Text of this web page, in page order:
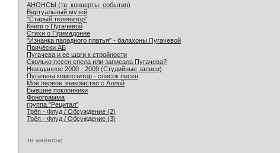
АНОНСЫ (тв, концерты, события)
Виртуальный музей
"Старый телевизор"
Книги о Пугачевой
Стихи о Примадонне
"Изнанка парадного платья" - балахоны Пугачевой
Причёски АБ
Пугачева и ее шаги к стройности
Сколько песен спела или записала Пугачева?
Неизданное 2000 - 2009 (Студийные записи)
Пугачева композитор - список песен
Моё первое знакомство с Аллой
Бывшие поклонники
Фонограмма
группа "Рецитал"
Трёп - Флуд / Обсуждение (2)
Трёп - Флуд / Обсуждение (3)
тв анонсы: